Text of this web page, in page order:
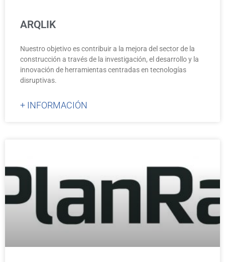
ARQLIK
Nuestro objetivo es contribuir a la mejora del sector de la
construcción a través de la investigación, el desarrollo y la
innovación de herramientas centradas en tecnologías
disruptivas.
+ INFORMACIÓN